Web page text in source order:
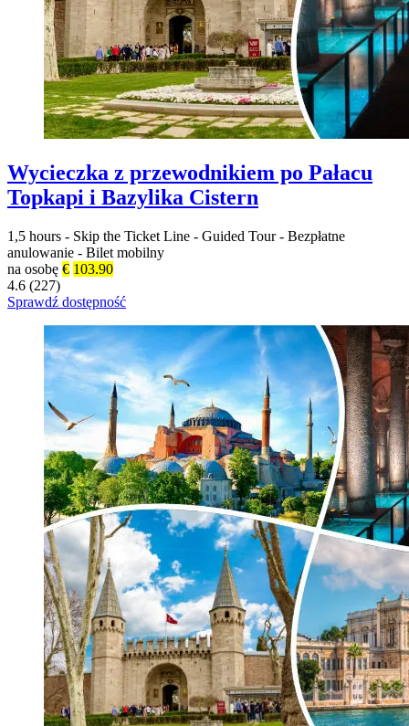
Wycieczka z przewodnikiem po Pałacu
Topkapi i Bazylika Cistern
1,5 hours - Skip the Ticket Line - Guided Tour - Bezpłatne
anulowanie - Bilet mobilny
na osobę € 103.90
4.6 (227)
Sprawdź dostępność